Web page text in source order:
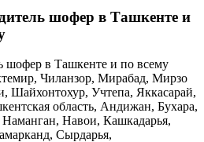
шофер в Ташкенте и
шофер в Ташкенте и по всему
Чиланзор, Мирабад, Мирзо
Шайхонтохур, Учтепа, Яккасарай,
область, Андижан, Бухара,
Навои, Кашкадарья,
Сырдарья,